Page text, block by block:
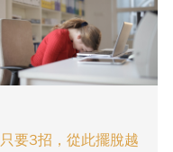
只要3招，從此擺脫越